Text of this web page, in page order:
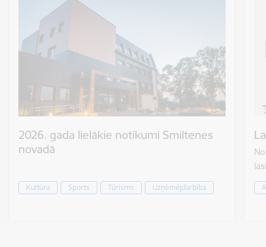
2026. gada lielākie notikumi Smiltenes
novadā
Kultūra Sports Tūrisms Uzņēmējdarbība